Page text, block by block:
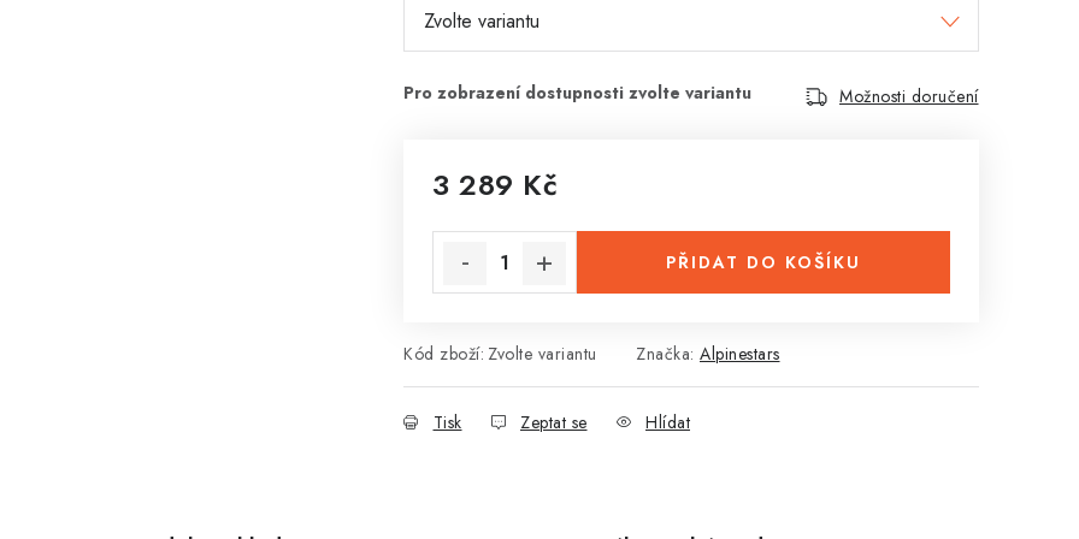
Možnosti doručení
3 289 Kč
PŘIDAT DO KOŠÍKU
Kód zboží: Zvolte variantu Značka: Alpinestars
Tisk Zeptat se Hlídat